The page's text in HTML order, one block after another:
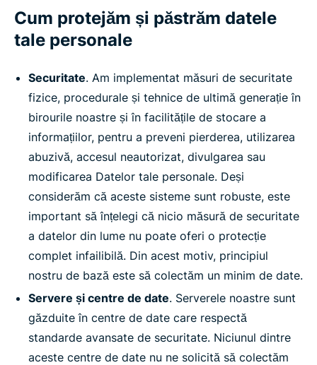
Cum protejăm și păstrăm datele
tale personale
Securitate. Am implementat măsuri de securitate
fizice, procedurale și tehnice de ultimă generație în
birourile noastre și în facilitățile de stocare a
informațiilor, pentru a preveni pierderea, utilizarea
abuzivă, accesul neautorizat, divulgarea sau
modificarea Datelor tale personale. Deși
considerăm că aceste sisteme sunt robuste, este
important să înțelegi că nicio măsură de securitate
a datelor din lume nu poate oferi o protecție
complet infailibilă. Din acest motiv, principiul
nostru de bază este să colectăm un minim de date.
Servere și centre de date. Serverele noastre sunt
găzduite în centre de date care respectă
standarde avansate de securitate. Niciunul dintre
aceste centre de date nu ne solicită să colectăm